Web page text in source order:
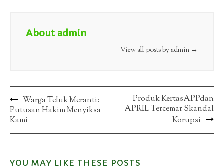
About admin
View all posts by admin →
Post
navigation
Warga Teluk Meranti:
Putusan Hakim Menyiksa
Kami
Produk KertasAPPdan
APRIL Tercemar Skandal
Korupsi
YOU MAY LIKE THESE POSTS